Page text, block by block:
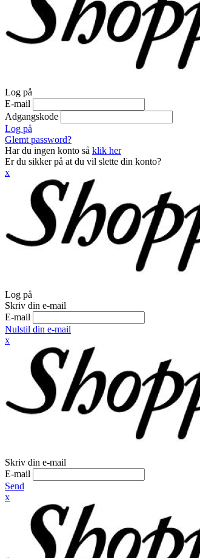
Log på
E-mail
Adgangskode
Log på
Glemt password?
Har du ingen konto så klik her
Er du sikker på at du vil slette din konto?
x
Log på
Skriv din e-mail
E-mail
Nulstil din e-mail
x
Skriv din e-mail
E-mail
Send
x